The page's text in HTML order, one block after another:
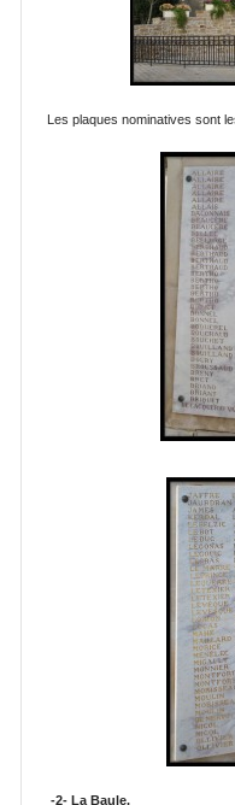
Les plaques nominatives sont
-2- La Baule.